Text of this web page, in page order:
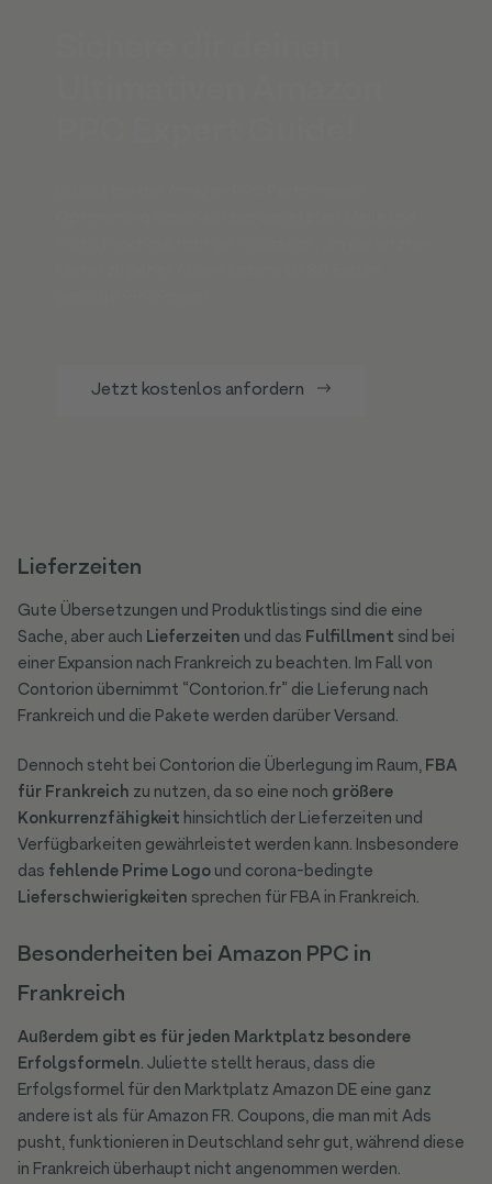
Jetzt kostenlos anfordern
Lieferzeiten
Gute Übersetzungen und Produktlistings sind die eine
Sache, aber auch Lieferzeiten und das Fulfillment sind bei
einer Expansion nach Frankreich zu beachten. Im Fall von
Contorion übernimmt “Contorion.fr” die Lieferung nach
Frankreich und die Pakete werden darüber Versand.
Dennoch steht bei Contorion die Überlegung im Raum,FBA
für Frankreich zu nutzen, da so eine noch größere
Konkurrenzfähigkeit hinsichtlich der Lieferzeiten und
Verfügbarkeiten gewährleistet werden kann. Insbesondere
das fehlende Prime Logound corona-bedingte
Lieferschwierigkeiten sprechen für FBA in Frankreich.
Besonderheiten bei Amazon PPC in
Frankreich
Außerdem gibt es für jeden Marktplatz besondere
Erfolgsformeln. Juliette stellt heraus, dass die
Erfolgsformel für den Marktplatz Amazon DE eine ganz
andere ist als für Amazon FR. Coupons, die man mit Ads
pusht, funktionieren in Deutschland sehr gut, während diese
in Frankreich überhaupt nicht angenommen werden.